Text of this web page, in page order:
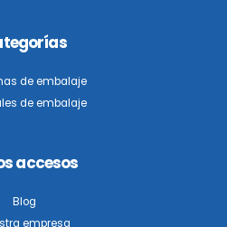
de embalaje
de embalaje
accesos
Blog
empresa